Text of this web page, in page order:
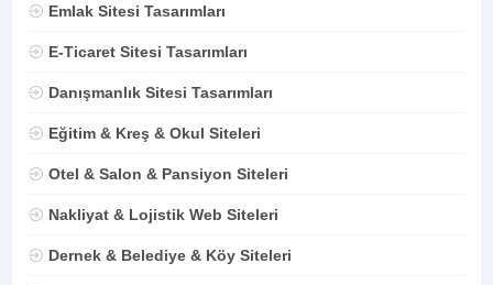
Emlak Sitesi Tasarımları
E-Ticaret Sitesi Tasarımları
Danışmanlık Sitesi Tasarımları
Eğitim & Kreş & Okul Siteleri
Otel & Salon & Pansiyon Siteleri
Nakliyat & Lojistik Web Siteleri
Dernek & Belediye & Köy Siteleri